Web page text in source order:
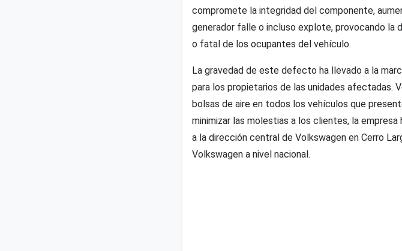
compromete la integridad del componente,
generador falle o incluso explote, provocando la
o fatal de los ocupantes del vehículo.
La gravedad de este defecto ha llevado a la
para los propietarios de las unidades afectadas.
bolsas de aire en todos los vehículos que
minimizar las molestias a los clientes, la
a la dirección central de Volkswagen en Cerro
Volkswagen a nivel nacional.